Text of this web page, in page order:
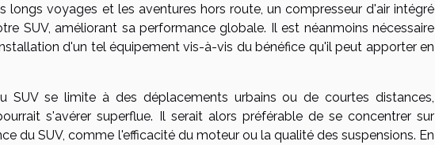
longs voyages et les aventures hors route, un compresseur d'air intégré
SUV, améliorant sa performance globale. Il est néanmoins nécessaire
d'un tel équipement vis-à-vis du bénéfice qu'il peut apporter en
SUV se limite à des déplacements urbains ou de courtes distances,
s'avérer superflue. Il serait alors préférable de se concentrer sur
du SUV, comme l'efficacité du moteur ou la qualité des suspensions. En